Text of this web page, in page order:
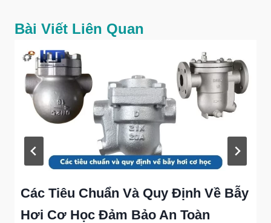
Bài Viết Liên Quan
Các Tiêu Chuẩn Và Quy Định Về Bẫy
Hơi Cơ Học Đảm Bảo An Toàn